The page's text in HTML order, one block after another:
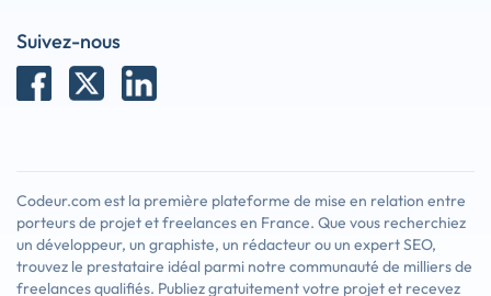
Suivez-nous
Codeur.com est la première plateforme de mise en relation entre
porteurs de projet et freelances en France. Que vous recherchiez
un développeur, un graphiste, un rédacteur ou un expert SEO,
trouvez le prestataire idéal parmi notre communauté de milliers de
freelances qualifiés. Publiez gratuitement votre projet et recevez